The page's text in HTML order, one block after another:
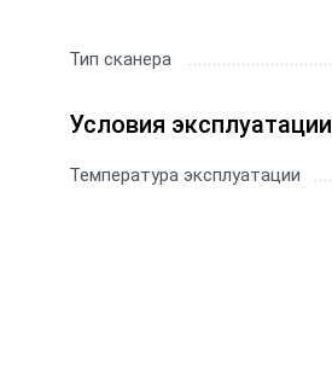
Тип сканера
Условия эксплуатации
Температура эксплуатации